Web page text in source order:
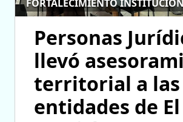
FORTALECIMIENTO
Personas
llevó
territorial a las
entidades de El